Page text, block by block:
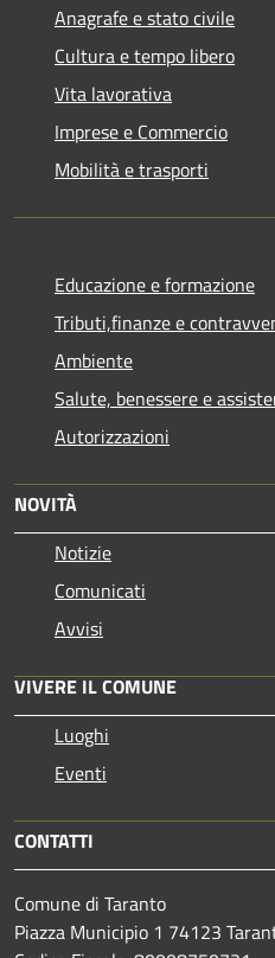
Anagrafe e stato civile
Cultura e tempo libero
Vita lavorativa
Imprese e Commercio
Mobilità e trasporti
Educazione e formazione
Tributi,finanze e
Ambiente
Salute, benessere e
Autorizzazioni
NOVITÀ
Notizie
Comunicati
Avvisi
VIVERE IL COMUNE
Luoghi
Eventi
CONTATTI
Comune di Taranto
Piazza Municipio 1 74123